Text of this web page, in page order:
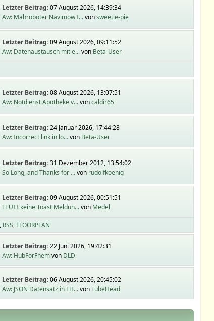
Letzter Beitrag:07 August 2026, 14:39:34
Aw: Mähroboter Navimow I...vonsweetie-pie
Letzter Beitrag:09 August 2026, 09:11:52
Aw: Datenaustausch mit e...von Beta-User
Letzter Beitrag:08 August 2026, 13:07:51
Aw: Notdienst Apotheke v...voncaldir65
Letzter Beitrag:24 Januar 2026, 17:44:28
Aw: Incorrect link in lo...von Beta-User
Letzter Beitrag:31 Dezember 2012, 13:54:02
So Long, and Thanks for ...von rudolfkoenig
Letzter Beitrag:09 August 2026, 00:51:51
FTUI3 keine Toast Meldun...von Medel
RSS FLOORPLAN
Letzter Beitrag:22 Juni 2026, 19:42:31
Aw: HubForFhemvon DLD
Letzter Beitrag:06 August 2026, 20:45:02
Aw: JSON Datensatz in FH...vonTubeHead